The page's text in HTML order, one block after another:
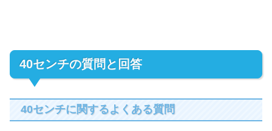
40センチの質問と回答
40センチに関するよくある質問